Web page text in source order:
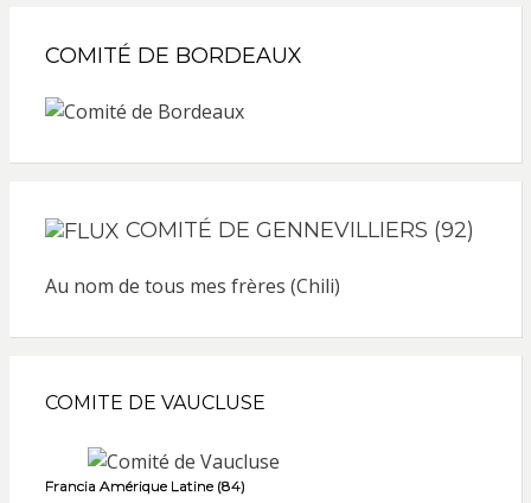
COMITÉ DE BORDEAUX
COMITÉ DE GENNEVILLIERS (92)
Au nom de tous mes frères (Chili)
COMITE DE VAUCLUSE
Francia Amérique Latine (84)